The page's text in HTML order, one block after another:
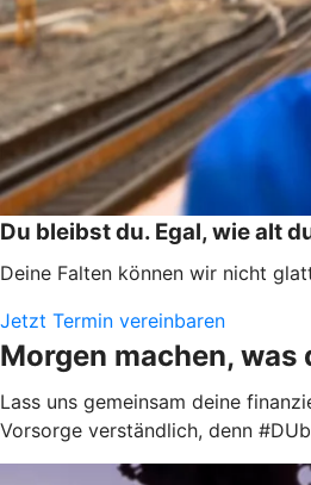
Du bleibst du. Egal, wie alt
Deine Falten können wir nicht
Jetzt Termin vereinbaren
Morgen machen, was
Lass uns gemeinsam deine
Vorsorge verständlich, denn